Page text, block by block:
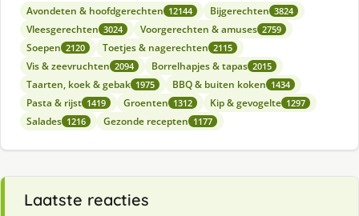
Avondeten & hoofdgerechten 12144 Bijgerechten 3824
Vleesgerechten 3024 Voorgerechten & amuses 2759
Soepen 2120 Toetjes & nagerechten 2115
Vis & zeevruchten 2094 Borrelhapjes & tapas 2015
Taarten, koek & gebak 1975 BBQ & buiten koken 1434
Pasta & rijst 1419 Groenten 1312 Kip & gevogelte 1297
Salades 1216 Gezonde recepten 1177
Laatste reacties